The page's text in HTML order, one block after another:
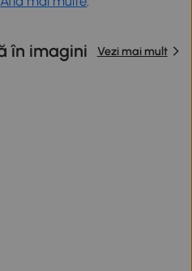
în imagini Vezi mai mult